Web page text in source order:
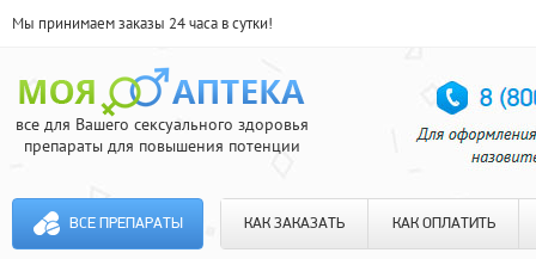
Мы принимаем заказы 24 часа в сутки!
все для Вашего сексуального здоровья
препараты для повышения потенции
ВСЕ ПРЕПАРАТЫ КАК ЗАКАЗАТЬ КАК ОПЛАТИТЬ